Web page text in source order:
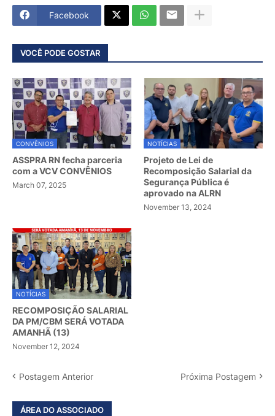
Facebook
VOCÊ PODE GOSTAR
CONVÊNIOS
ASSPRA RN fecha parceria
com a VCV CONVÊNIOS
March 07, 2025
NOTÍCIAS
Projeto de Lei de
Recomposição Salarial da
Segurança Pública é
aprovado na ALRN
November 13, 2024
NOTÍCIAS
RECOMPOSIÇÃO SALARIAL
DA PM/CBM SERÁ VOTADA
AMANHÃ (13)
November 12, 2024
Postagem Anterior Próxima Postagem
ÁREA DO ASSOCIADO